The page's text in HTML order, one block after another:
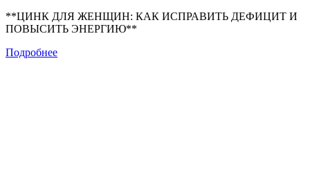
**ЦИНК ДЛЯ ЖЕНЩИН: КАК ИСПРАВИТЬ ДЕФИЦИТ И
ПОВЫСИТЬ ЭНЕРГИЮ**
Подробнее